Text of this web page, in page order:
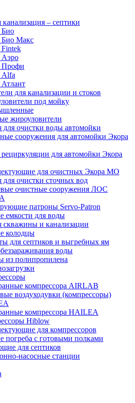
– септики
Био
Био Макс
Аэро
Профи
Alfa
для канализации и стоков
под мойку
жироуловители
очистки воды автомойки
сооружения для автомойки Экора
для автомойки Экора
для очистных Экора МО
очистки сточных вод
очистные сооружения ЛОС
патроны Servo-Patron
емкости для воды
скважины и канализации
колодцы
для септиков и выгребных ям
воды
из полипропилена
компрессора AIRLAB
воздуходувки (компрессоры)
компрессора HAILEA
Hiblow
для компрессоров
погреба с готовыми полками
для септиков
насосные станции